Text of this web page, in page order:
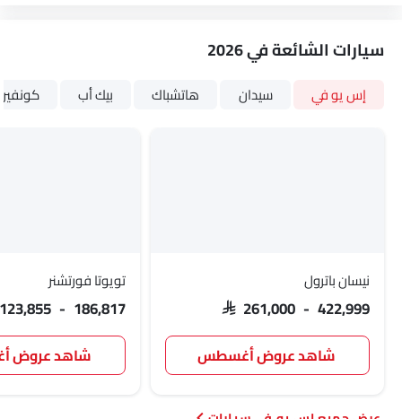
سيارات الشائعة في 2026
إس يو في سيدان هاتشباك بيك أب
نيسان باترول
SAR 261,000 - 422,999
شاهد عروض أغسطس
تويوتا فورتشنر
123,855 - 186,817
شاهد عروض